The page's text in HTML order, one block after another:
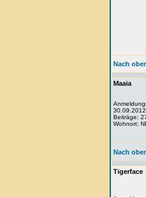
Nach
Maaia
30.09.2012
Beiträge:
Wohnort:
Nach
Tigerface